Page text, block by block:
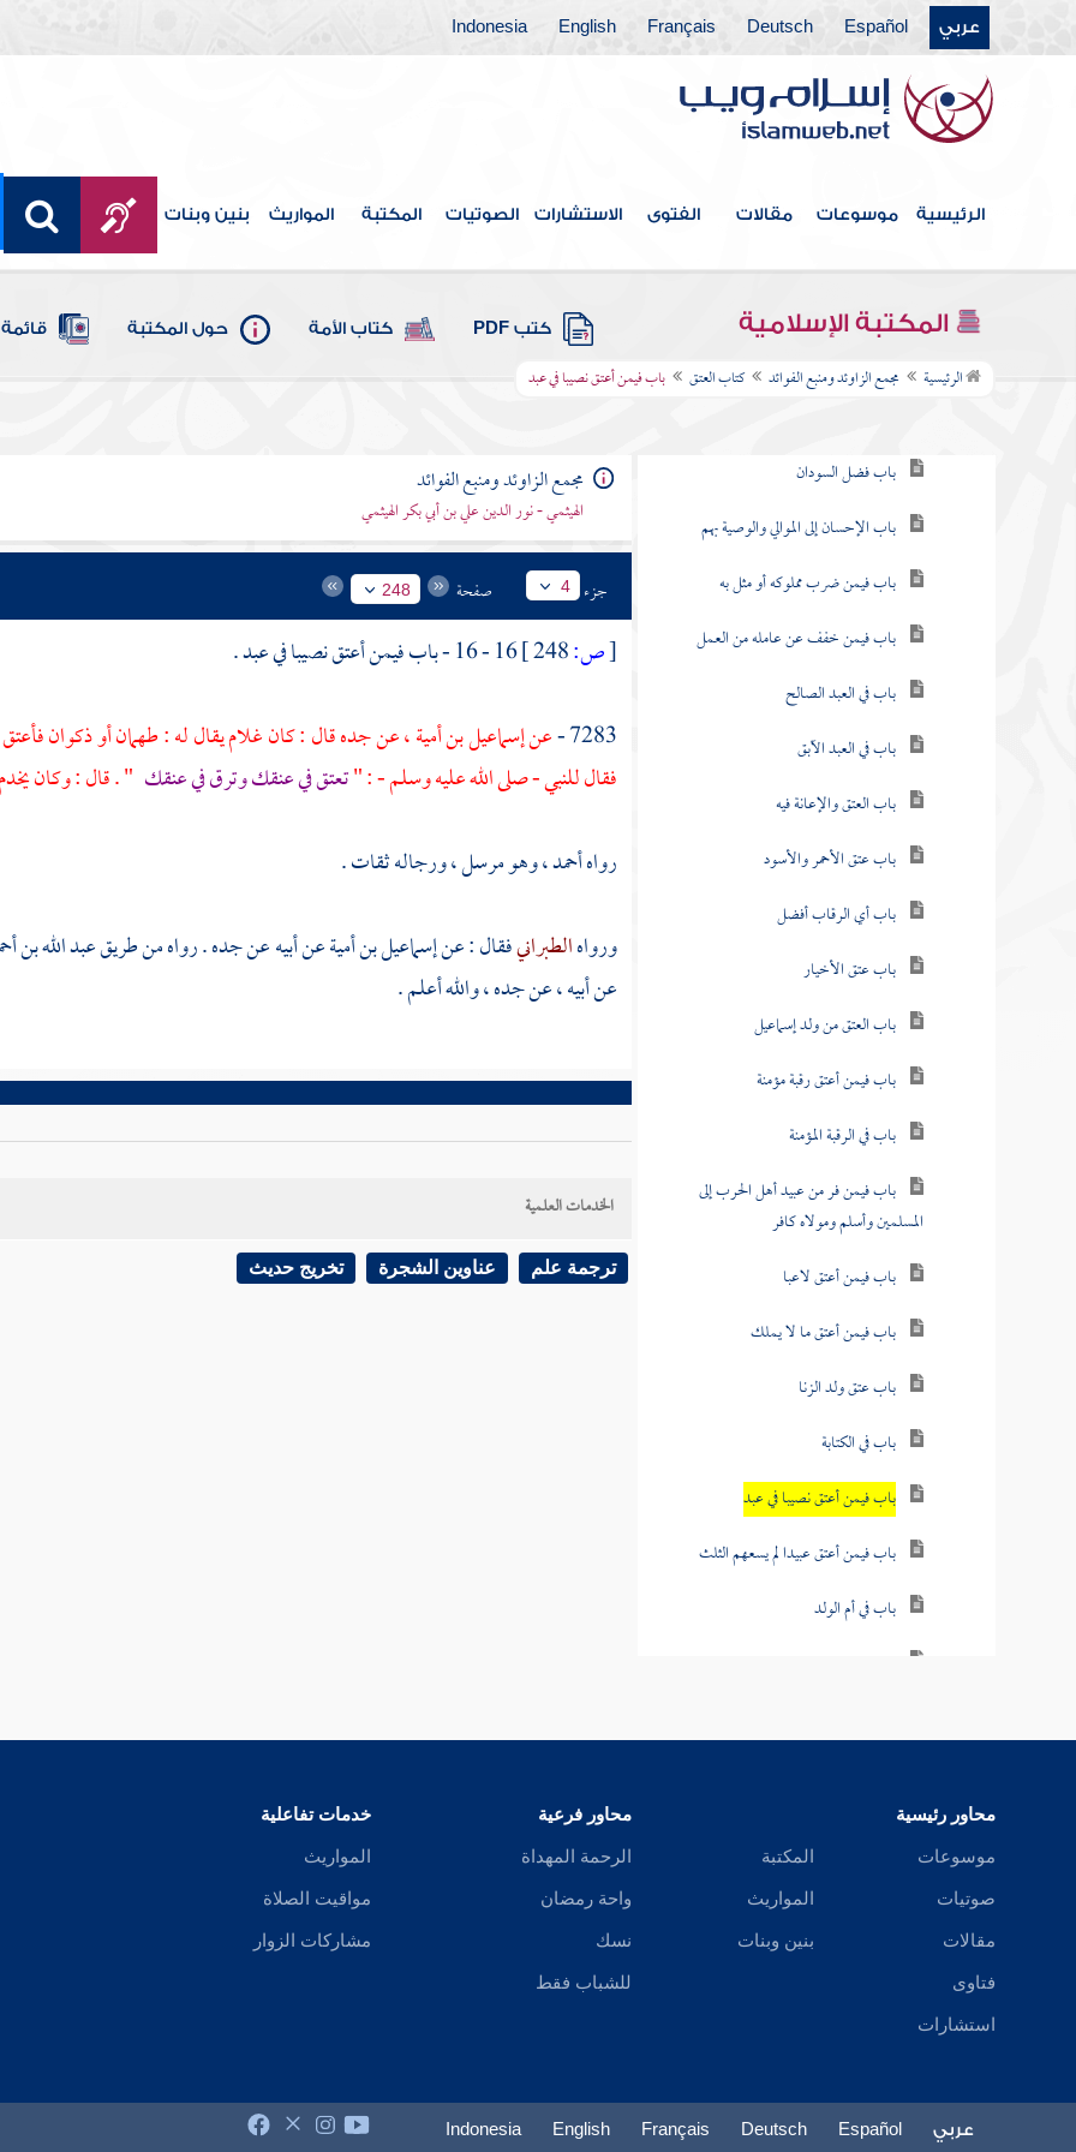
عربي Español
Deutsch
Français
English
Indonesia
الرئيسية موسوعات مقالات الفتوى الاستشارات الصوتيات المكتبة المواريث بنين وبنات
المكتبة الإسلامية كتب PDF كتاب الأمة حول المكتبة
الرئيسية مجمع الزاوئد ومنبع الفوائد كتاب العتق باب فيمن أعتق نصيبا في عبد
كتاب الصيد والذبائح
كتاب البيوع
كتاب الأيمان والنذور
كتاب الأحكام
كتاب الوصايا
كتاب الفرائض
كتاب العتق
باب فضل السودان
باب الإحسان إلى الموالي والوصية بهم
باب فيمن ضرب مملوكه أو مثل به
باب فيمن خفف عن عامله من العمل
باب في العبد الصالح
باب في العبد الآبق
باب العتق والإعانة فيه
باب عتق الأحمر والأسود
باب أي الرقاب أفضل
باب عتق الأخيار
باب العتق من ولد إسماعيل
باب فيمن أعتق رقبة مؤمنة
باب في الرقبة المؤمنة
باب فيمن فر من عبيد أهل الحرب إلى
المسلمين وأسلم ومولاه كافر
باب فيمن أعتق لاعبا
باب فيمن أعتق ما لا يملك
باب عتق ولد الزنا
باب في الكتابة
باب فيمن أعتق نصيبا في عبد
باب فيمن أعتق عبيدا لم يسعهم الثلث
باب في أم الولد
كتاب النكاح
كتاب الأطعمة
كتاب الأشربة
كتاب اللباس
كتاب الجهاد
مجمع الزاوئد ومنبع الفوائد
الهيثمي - نور الدين علي بن أبي بكر الهيثمي
جزء 4 صفحة 248
[ص:
16 - 16 - باب فيمن أعتق نصيبا في عبد .
7283 - عنإسماعيل بن أمية، عن جده قال : كان غلام يقال له :طهمانأوذكوان
فقال للنبي - صلى الله عليه وسلم - : "تعتق في عنقك وترق في عنقك " . قال : وكان
رواهأحمد، وهو مرسل ، ورجاله ثقات .
ورواهالطبرانيفقال : عنإسماعيل بن أميةعن أبيه عن جده . رواه من طريقعبد الله بن
عن أبيه ، عن جده ، والله أعلم .
الخدمات العلمية
ترجمة علم عناوين الشجرة تخريج حديث
محاور رئيسية
موسوعات
صوتيات
مقالات
فتاوى
استشارات
المكتبة
المواريث
بنين وبنات
محاور فرعية
الرحمة المهداة
واحة رمضان
نسك
للشباب فقط
خدمات تفاعلية
المواريث
مواقيت الصلاة
مشاركات الزوار
عربي Español
Deutsch
Français
English
Indonesia